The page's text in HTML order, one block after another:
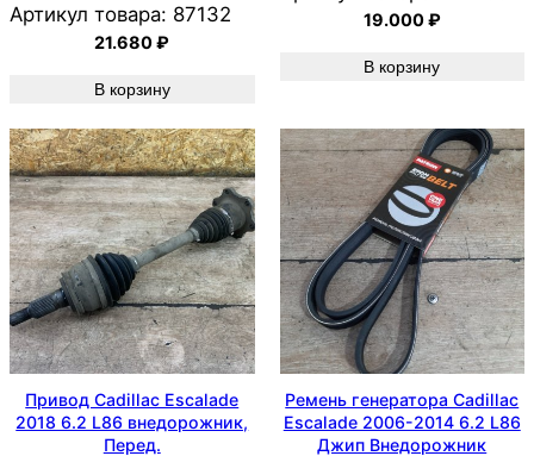
Артикул товара: 87132
21.680₽
В корзину
19.000₽
В корзину
Привод Cadillac Escalade
2018 6.2 L86 внедорожник,
Перед.
Ремень генератора Cadillac
Escalade 2006-2014 6.2 L86
Джип Внедорожник